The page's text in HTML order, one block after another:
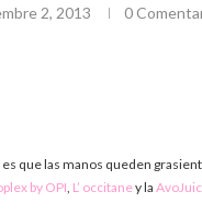
2, 2013 0
que las manos queden
by OPI, L’ occitaney la